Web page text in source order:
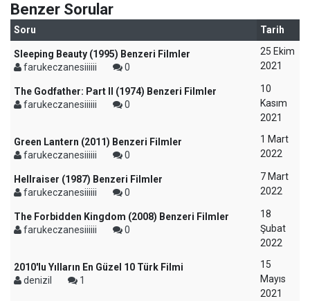
Benzer Sorular
Soru Tarih
Sleeping Beauty (1995) Benzeri Filmler
farukeczanesiiiiii
0
25 Ekim
2021
The Godfather: Part II (1974) Benzeri Filmler
farukeczanesiiiiii
0
10
Kasım
2021
Green Lantern (2011) Benzeri Filmler
farukeczanesiiiiii
0
1 Mart
2022
Hellraiser (1987) Benzeri Filmler
farukeczanesiiiiii
0
7 Mart
2022
The Forbidden Kingdom (2008) Benzeri Filmler
farukeczanesiiiiii
0
18
Şubat
2022
2010'lu Yılların En Güzel 10 Türk Filmi
denizil
1
15
Mayıs
2021